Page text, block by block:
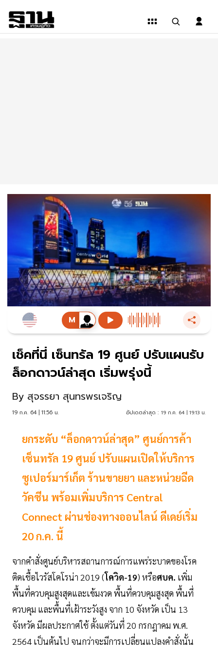
เช็คที่นี่ เซ็นทรัล 19 ศูนย์ ปรับแผนรับ
ล็อกดาวน์ล่าสุด เริ่มพรุ่งนี้
By สุจรรยา สุนทรพรเจริญ
19 ก.ค. 64 | 11:56 น. อัปเดตล่าสุด : 19 ก.ค. 64 | 19:13 น.
ยกระดับ “ล็อกดาวน์ล่าสุด” ศูนย์การค้า
เซ็นทรัล 19 ศูนย์ ปรับแผนเปิดให้บริการ
ซูเปอร์มาร์เก็ต ร้านขายยา และหน่วยฉีด
วัคซีน พร้อมเพิ่มบริการ Central
Connect ผ่านช่องทางออนไลน์ ดีเดย์เริ่ม
20 ก.ค. นี้
จากคำสั่งศูนย์บริหารสถานการณ์การแพร่ระบาดของโรค
ติดเชื้อไวรัสโคโรน่า 2019 (โควิด-19) หรือศบค. เพิ่ม
พื้นที่ควบคุมสูงสุดและเข้มงวด พื้นที่ควบคุมสูงสุด พื้นที่
ควบคุม และพื้นที่เฝ้าระวังสูง จาก 10 จังหวัด เป็น 13
จังหวัด มีผลประกาศใช้ ตั้งแต่วันที่ 20 กรกฎาคม พ.ศ.
2564 เป็นต้นไป จนกว่าจะมีการเปลี่ยนแปลงคำสั่งนั้น